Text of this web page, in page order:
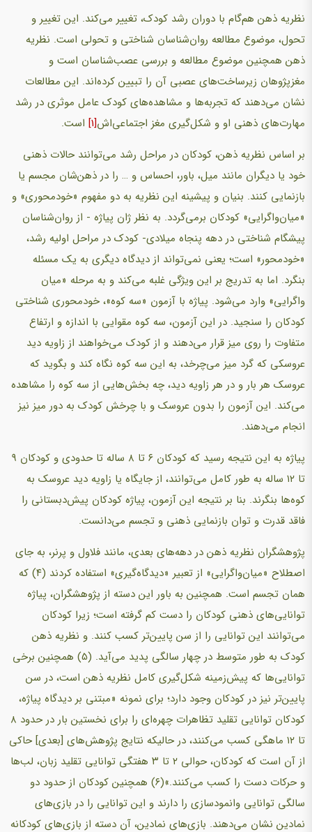
نظریه ذهن هم‌گام با دوران رشد کودک، تغییر می‌کند. این تغییر و
تحول، موضوع مطالعه روان‌شناسان شناختی و تحولی است. نظریه
ذهن همچنین موضوع مطالعه و بررسی عصب‌شناسان است و
مغزپژوهان زیرساخت‌های عصبی آن را تبیین کرده‌اند. این مطالعات
نشان می‌دهند که تجربه‌ها و مشاهده‌های کودک عامل موثری در رشد
مهارت‌های ذهنی او و شکل‌گیری مغز اجتماعی‌اش[1] است.
بر اساس نظریه ذهن، کودکان در مراحل رشد می‌توانند حالات ذهنی
خود یا دیگران مانند میل، باور، احساس و … را در ذهن‌شان مجسم یا
بازنمایی کنند. بنیان و پیشینه این نظریه به دو مفهوم «خودمحوری» و
«میان‌واگرایی» کودکان برمی‌گردد. به نظر ژان پیاژه - از روان‌شناسان
پیشگام شناختی در دهه پنجاه میلادی- کودک در مراحل اولیه رشد،
«خودمحور» است؛ یعنی نمی‌تواند از دیدگاه دیگری به یک مسئله
بنگرد. اما به تدریج بر این ویژگی غلبه می‌کند و به مرحله «میان
واگرایی» وارد می‌شود. پیاژه با آزمون «سه کوه»، خودمحوری شناختی
کودکان را سنجید. در این آزمون، سه کوه مقوایی با اندازه و ارتفاع
متفاوت را روی میز قرار می‌دهند و از کودک می‌خواهند از زاویه دید
عروسکی که گرد میز می‌چرخد، به این سه کوه نگاه کند و بگوید که
عروسک هر بار و در هر زاویه دید، چه بخش‌هایی از سه کوه را مشاهده
می‌کند. این آزمون را بدون عروسک و با چرخش کودک به دور میز نیز
انجام می‌دهند.
پیاژه به این نتیجه رسید که کودکان ۶ تا ۸ ساله تا حدودی و کودکان ۹
تا ۱۲ ساله به طور کامل می‌توانند، از جایگاه یا زاویه دید عروسک به
کوه‌ها بنگرند. بنا بر نتیجه این آزمون، پیاژه کودکان پیش‌دبستانی را
فاقد قدرت و توان بازنمایی ذهنی و تجسم می‌دانست.
پژوهشگران نظریه ذهن در دهه‌های بعدی، مانند فلاول و پرنر، به جای
اصطلاح «میان‌واگرایی» از تعبیر «دیدگاه‌گیری» استفاده کردند (۴) که
همان تجسم است. همچنین به باور این دسته از پژوهشگران، پیاژه
توانایی‌های ذهنی کودکان را دست کم گرفته است؛ زیرا کودکان
می‌توانند این توانایی را از سن پایین‌تر کسب کنند. و نظریه ذهن
کودک به طور متوسط در چهار سالگی پدید می‌آید. (5) همچنین برخی
توانایی‌ها که پیش‌زمینه شکل‌گیری کامل نظریه ذهن است، در سن
پایین‌تر نیز در کودکان وجود دارد؛ برای نمونه «مبتنی بر دیدگاه پیاژه،
کودکان توانایی تقلید تظاهرات چهره‌ای را برای نخستین بار در حدود ۸
تا ۱۲ ماهگی کسب می‌کنند، در حالیکه نتایج پژوهش‌های [بعدی] حاکی
از آن است که کودکان، حوالی ۲ تا ۳ هفتگی توانایی تقلید زبان، لب‌ها
و حرکات دست را کسب می‌کنند.»(۶) همچنین کودکان از حدود دو
سالگی توانایی وانمودسازی را دارند و این توانایی را در بازی‌های
نمادین نشان می‌دهند. بازی‌های نمادین، آن دسته از بازی‌های کودکانه